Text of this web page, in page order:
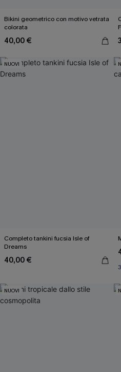
Bikini geometrico con motivo vetrata
colorata
40,00 €
NUOVI
Completo tankini fucsia Isle of
Dreams
40,00 €
NUOVI